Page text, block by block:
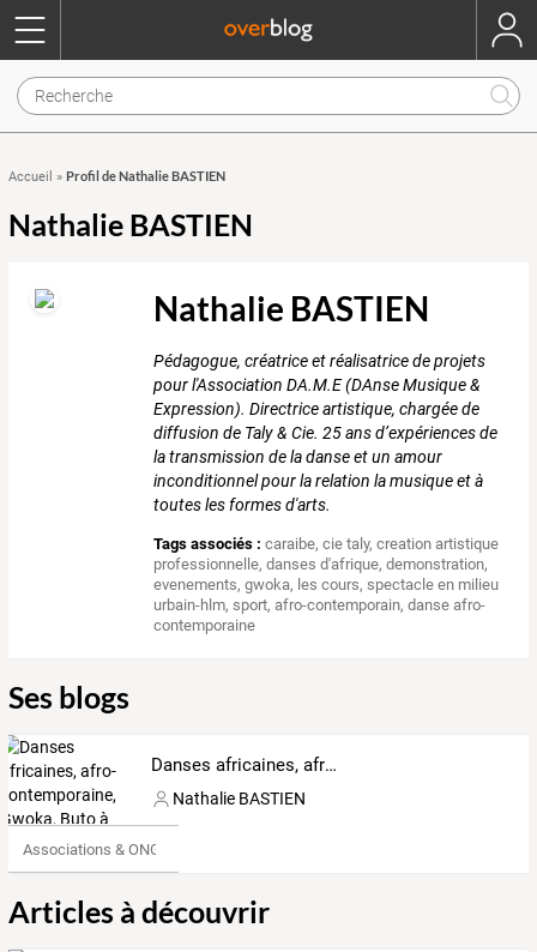
Accueil » Profil de Nathalie BASTIEN
Nathalie BASTIEN
Nathalie BASTIEN
Pédagogue, créatrice et réalisatrice de projets
pour l'Association DA.M.E (DAnse Musique &
Expression). Directrice artistique, chargée de
diffusion de Taly & Cie. 25 ans d’expériences de
la transmission de la danse et un amour
inconditionnel pour la relation la musique et à
toutes les formes d'arts.
Tags associés : caraibe,cie taly,creation artistique
professionnelle,danses d'afrique,demonstration,
evenements,gwoka, les cours,spectacle en milieu
urbain-hlm,sport,afro-contemporain,danse afro-
contemporaine
Ses blogs
Danses africaines, afro-contemporaine, Gwoka, Buto à Bordeaux et Cenon
Nathalie BASTIEN
Associations & ONG
Articles à découvrir